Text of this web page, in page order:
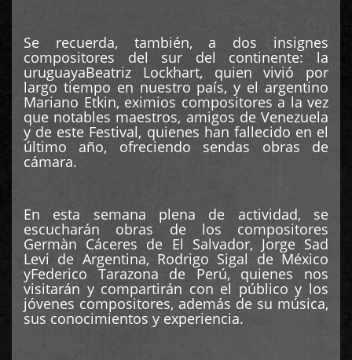
Se recuerda, también, a dos insignes
compositores del sur del continente: la
uruguayaBeatriz Lockhart, quien vivió por
largo tiempo en nuestro país, y el argentino
Mariano Etkin, eximios compositores a la vez
que notables maestros, amigos de Venezuela
y de este Festival, quienes han fallecido en el
último año, ofreciendo sendas obras de
cámara.
En esta semana plena de actividad, se
escucharán obras de los compositores
Germàn Cáceres de El Salvador, Jorge Sad
Levi de Argentina, Rodrigo Sigal de México
yFederico Tarazona de Perú, quienes nos
visitarán y compartirán con el público y los
jóvenes compositores, además de su música,
sus conocimientos y experiencia.